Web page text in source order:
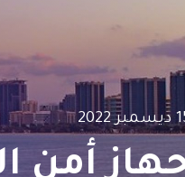
مصر
العراق
الأردن
بنا
2022
أمن